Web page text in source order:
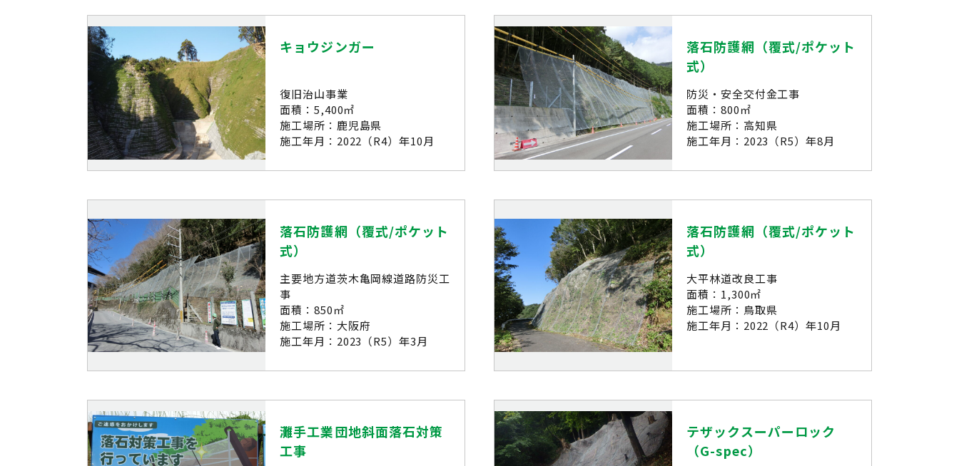
キョウジンガー
復旧治山事業
面積：5,400㎡
施工場所：鹿児島県
施工年月：2022（R4）年10月
落石防護網（覆式/ポケット
式）
防災・安全交付金工事
面積：800㎡
施工場所：高知県
施工年月：2023（R5）年8月
落石防護網（覆式/ポケット
式）
主要地方道茨木亀岡線道路防災工
事
面積：850㎡
施工場所：大阪府
施工年月：2023（R5）年3月
落石防護網（覆式/ポケット
式）
大平林道改良工事
面積：1,300㎡
施工場所：鳥取県
施工年月：2022（R4）年10月
灘手工業団地斜面落石対策
工事
テザックスーパーロック
（G-spec）